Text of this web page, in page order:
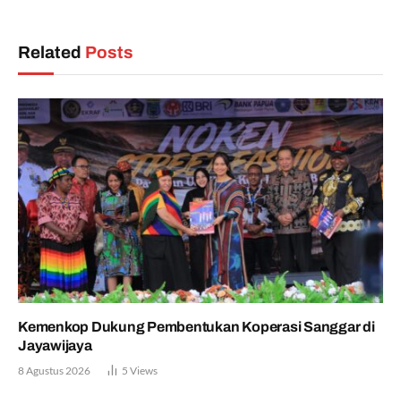
Related Posts
Kemenkop Dukung Pembentukan Koperasi Sanggar di
Jayawijaya
8 Agustus 2026 5 Views